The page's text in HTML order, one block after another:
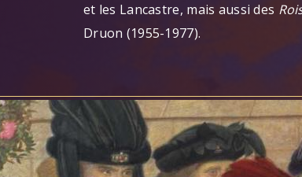
et les Lancastre, mais aussi des
Druon (1955-1977).